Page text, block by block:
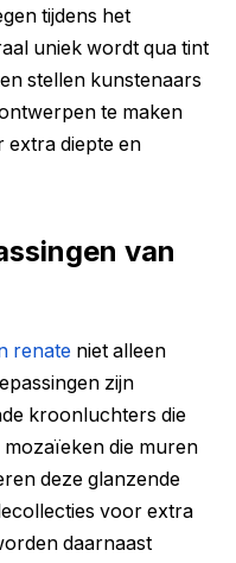
tijdens het
uniek wordt qua tint
stellen kunstenaars
te maken
extra diepte en
van
renate niet alleen
zijn
kroonluchters die
die muren
deze glanzende
voor extra
daarnaast